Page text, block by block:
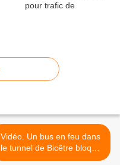
Vidéo. Un bus en feu dans
le tunnel de Bicêtre bloque
l’autoroute A6b pendant